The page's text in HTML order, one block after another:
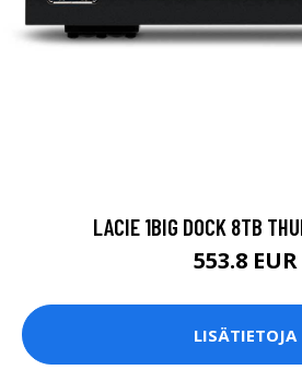
LACIE 1BIG DOCK 8TB
553.8 EUR
LISÄTIETOJA